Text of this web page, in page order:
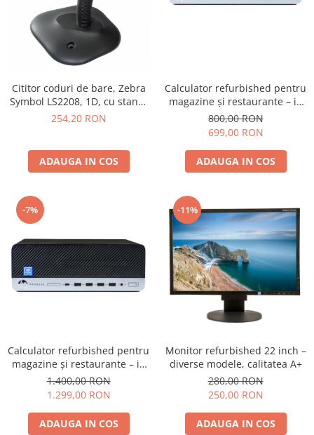
Cititor coduri de bare, Zebra
Symbol LS2208, 1D, cu stand,
USB, negru SECOND HAND
254,20 RON
ADAUGA IN COS
Calculator refurbished pentru
magazine și restaurante – i3
gen. 7 sau mai nou, 8GB RAM,
SSD 250GB, Windows 10
800,00 RON
699,00 RON
ADAUGA IN COS
-7%
Calculator refurbished pentru
magazine și restaurante – i5
gen. 8 sau mai nou, 8GB RAM,
SSD 250GB, Windows 11
1.400,00 RON
1.299,00 RON
ADAUGA IN COS
-11%
Monitor refurbished 22 inch –
diverse modele, calitatea A+
280,00 RON
250,00 RON
ADAUGA IN COS